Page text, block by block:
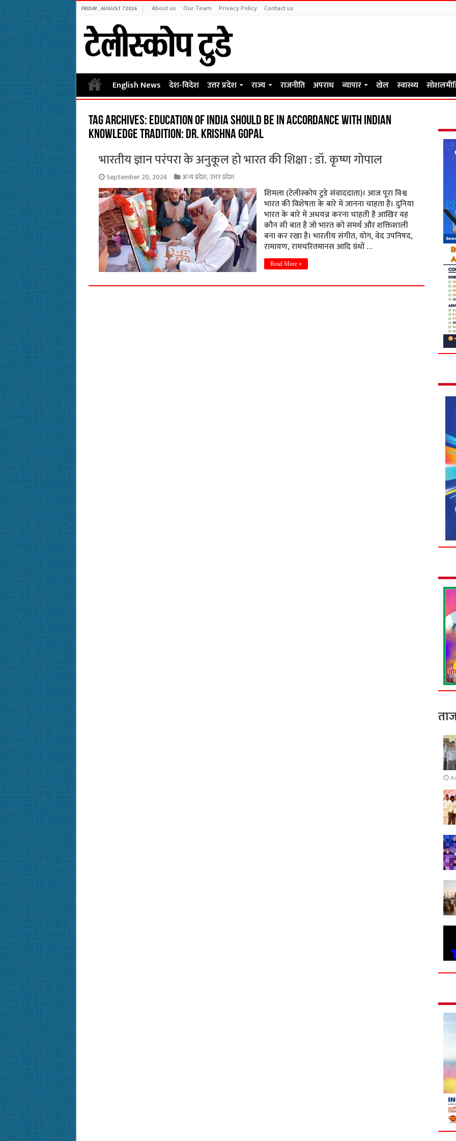
FRIDAY , AUGUST 7 2026 About us Our Team Privacy Policy Contact us
English News देश-विदेश उत्तर प्रदेश राज्य राजनीति अपराध व्यापार खेल स्वास्थ्य
Tag Archives: Education of India should be in accordance with Indian
knowledge tradition: Dr. Krishna Gopal
भारतीय ज्ञान परंपरा के अनुकूल हो भारत की शिक्षा : डॉ. कृष्ण गोपाल
September 20, 2024 अन्य प्रदेश,उत्तर प्रदेश
शिमला (टेलीस्कोप टुडे संवाददाता)। आज पूरा विश्व
भारत की विशेषता के बारे में जानना चाहता हैं। दुनिया
भारत के बारे में अधयन्न करना चाहती है आखिर वह
कौन सी बात है जो भारत को समर्थ और शक्तिशाली
बना कर रखा है। भारतीय संगीत, योग, वेद उपनिषद,
रामायण, रामचरितमानस आदि ग्रंथों …
Read More »